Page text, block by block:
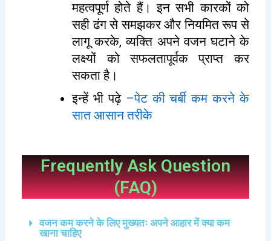
महत्वपूर्ण होते हैं। इन सभी कारकों को
सही ढंग से समझकर और नियमित रूप से
लागू करके, व्यक्ति अपने वजन घटाने के
लक्ष्यों को सफलतापूर्वक प्राप्त कर
सकता है।
इन्हें भी पढ़े –पेट की चर्बी कम करने के
सात आसान तरीके
Frequently Ask Question
(FAQ)
वजन कम करने के लिए मुख्यतः अपने आहार में क्या कम
खाना चाहिए